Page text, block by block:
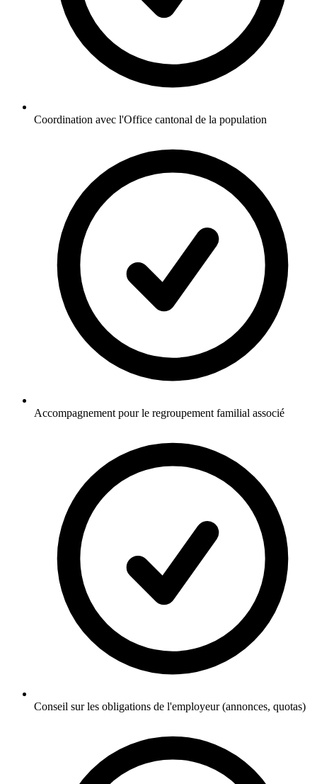
Coordination avec l'Office cantonal de la population
Accompagnement pour le regroupement familial associé
Conseil sur les obligations de l'employeur (annonces, quotas)